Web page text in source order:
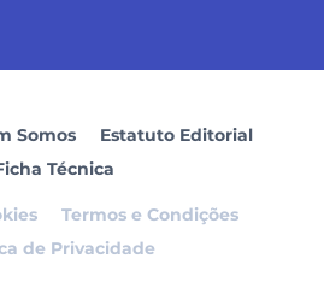
Somos
Estatuto Editorial
Técnica
Termos e Condições
de Privacidade